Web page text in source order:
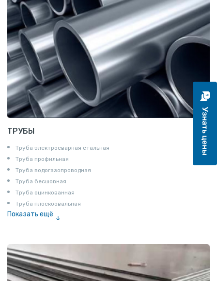
Полукруг
Шпунт Ларсена
ТРУБЫ
Труба электросварная стальная
Труба профильная
Труба водогазопроводная
Труба бесшовная
Труба оцинкованная
Труба плоскоовальная
Показать ещё